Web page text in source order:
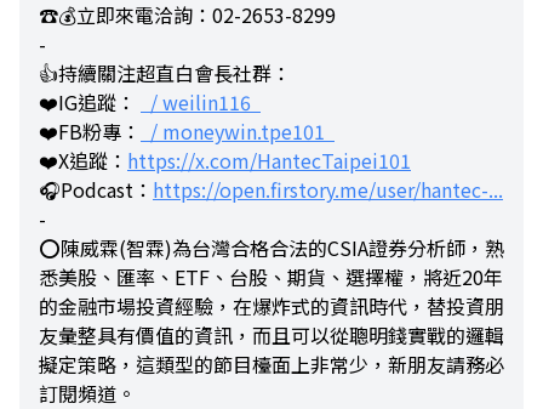
☎️💰立即來電洽詢：02-2653-8299
-
👍持續關注超直白會長社群：
❤️IG追蹤：
/ weilin116
❤️FB粉專：
/ moneywin.tpe101
❤️X追蹤： https://x.com/HantecTaipei101
🎧Podcast： https://open.firstory.me/user/hantec-...
-
⭕陳威霖(智霖)為台灣合格合法的CSIA證券分析師，熟
悉美股、匯率、ETF、台股、期貨、選擇權，將近20年
的金融市場投資經驗，在爆炸式的資訊時代，替投資朋
友彙整具有價值的資訊，而且可以從聰明錢實戰的邏輯
擬定策略，這類型的節目檯面上非常少，新朋友請務必
訂閱頻道。